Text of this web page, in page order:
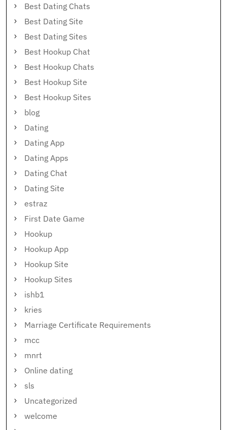
Best Dating Chats
Best Dating Site
Best Dating Sites
Best Hookup Chat
Best Hookup Chats
Best Hookup Site
Best Hookup Sites
blog
Dating
Dating App
Dating Apps
Dating Chat
Dating Site
estraz
First Date Game
Hookup
Hookup App
Hookup Site
Hookup Sites
ishb1
kries
Marriage Certificate Requirements
mcc
mnrt
Online dating
sls
Uncategorized
welcome